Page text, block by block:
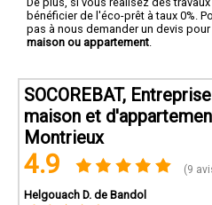
bénéficier de l'éco-prêt à taux 0%.
pas à nous demander un devis
maison ou appartement
SOCOREBAT,
maison et
Montrieux
4.9 (9
Helgouach D. de Bandol